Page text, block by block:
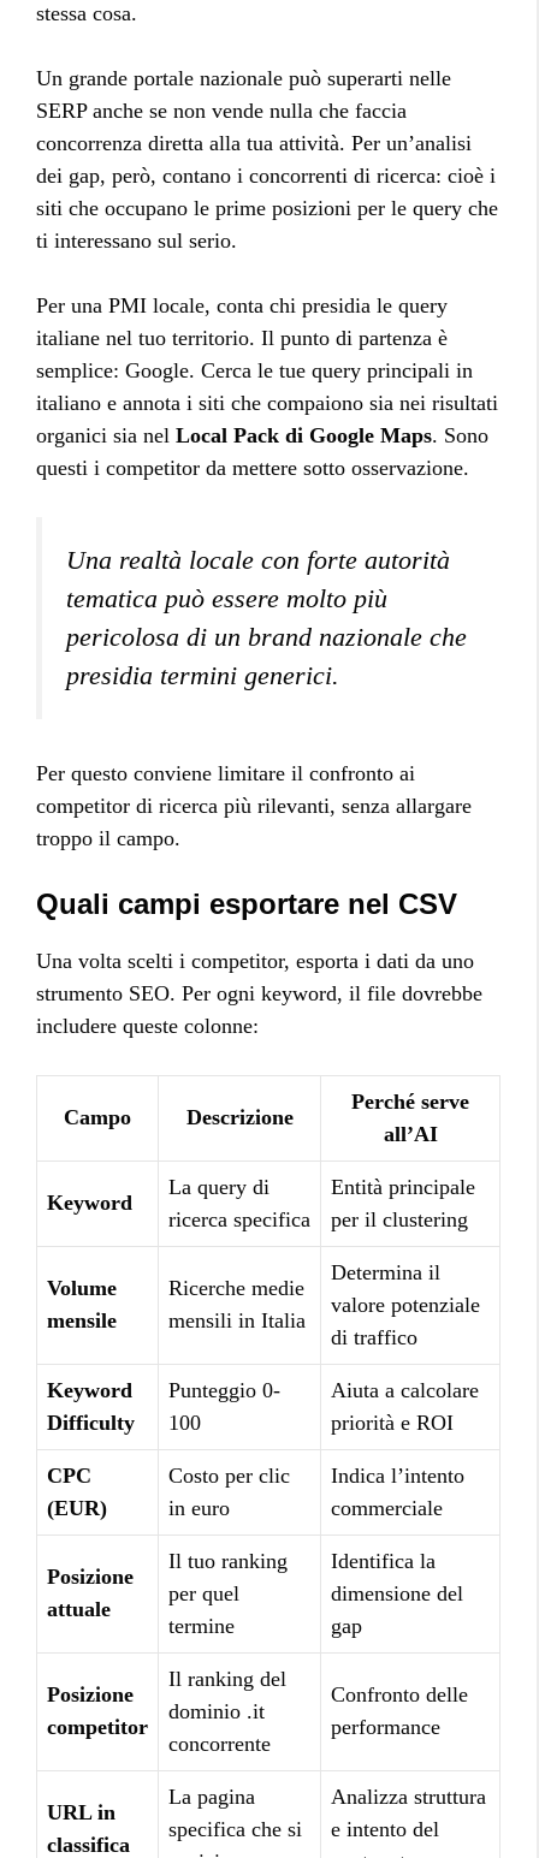
stessa cosa.
Un grande portale nazionale può superarti nelle
SERP anche se non vende nulla che faccia
concorrenza diretta alla tua attività. Per un’analisi
dei gap, però, contano i concorrenti di ricerca: cioè i
siti che occupano le prime posizioni per le query che
ti interessano sul serio.
Per una PMI locale, conta chi presidia le query
italiane nel tuo territorio. Il punto di partenza è
semplice: Google. Cerca le tue query principali in
italiano e annota i siti che compaiono sia nei risultati
organici sia nel Local Pack di Google Maps. Sono
questi i competitor da mettere sotto osservazione.
Una realtà locale con forte autorità
tematica può essere molto più
pericolosa di un brand nazionale che
presidia termini generici.
Per questo conviene limitare il confronto ai
competitor di ricerca più rilevanti, senza allargare
troppo il campo.
Quali campi esportare nel CSV
Una volta scelti i competitor, esporta i dati da uno
strumento SEO. Per ogni keyword, il file dovrebbe
includere queste colonne:
Campo Descrizione
Perché serve
all’AI
Keyword
La query di
ricerca specifica
Entità principale
per il clustering
Volume
mensile
Ricerche medie
mensili in Italia
Determina il
valore potenziale
di traffico
Keyword
Difficulty
Punteggio 0-
100
Aiuta a calcolare
priorità e ROI
CPC
(EUR)
Costo per clic
in euro
Indica l’intento
commerciale
Posizione
attuale
Il tuo ranking
per quel
termine
Identifica la
dimensione del
gap
Posizione
competitor
Il ranking del
dominio .it
concorrente
Confronto delle
performance
URL in
classifica
La pagina
specifica che si
Analizza struttura
e intento del